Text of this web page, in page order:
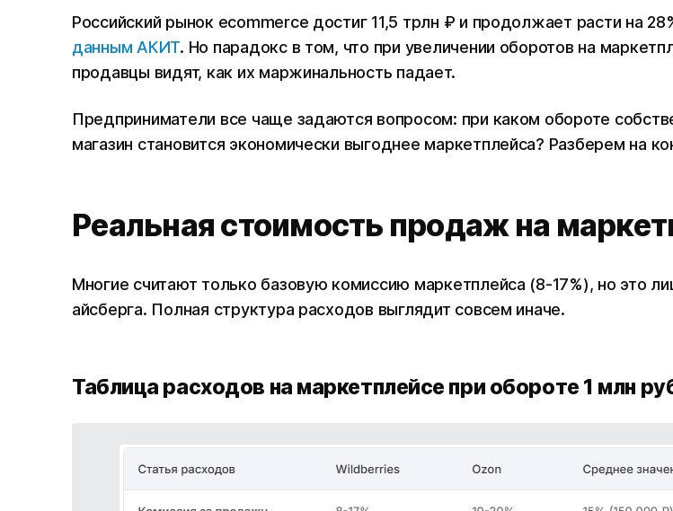
Российский рынок ecommerce достиг 11,5 трлн ₽ и продолжает расти на
данным АКИТ. Но парадокс в том, что при увеличении оборотов на
продавцы видят, как их маржинальность падает.
Предприниматели все чаще задаются вопросом: при каком обороте
магазин становится экономически выгоднее маркетплейса? Разберем на
Реальная стоимость продаж на
Многие считают только базовую комиссию маркетплейса (8-17%), но это
айсберга. Полная структура расходов выглядит совсем иначе.
Таблица расходов на маркетплейсе при обороте 1 млн